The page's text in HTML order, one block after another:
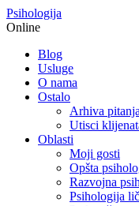
Psihologija
Online
Blog
Usluge
O nama
Ostalo
Arhiva
Utisci
Oblasti
Moji gosti
Opšta
Razvojna
Psihologija